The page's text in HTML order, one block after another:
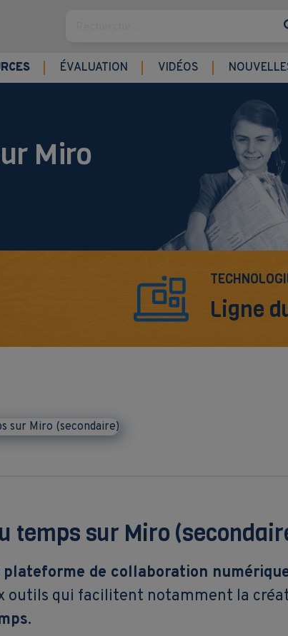
ÉVALUATION VIDÉOS
Miro
Ligne
temps sur Miro
plateforme de collaboration
outils qui facilitent notamment la
.